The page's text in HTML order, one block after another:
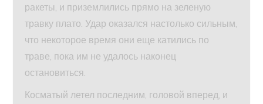
ракеты, и приземлились прямо на зеленую
травку плато. Удар оказался настолько сильным,
что некоторое время они еще катились по
траве, пока им не удалось наконец
остановиться.
Косматый летел последним, головой вперед, и